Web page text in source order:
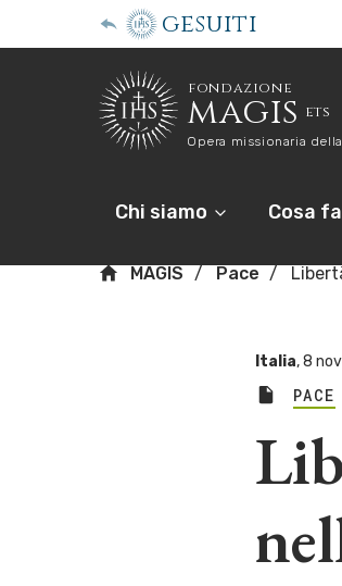
gesuiti
fondazione
magis ets
Opera missionaria
Chi siamo Cosa
MAGIS Pace
Italia,8
PACE